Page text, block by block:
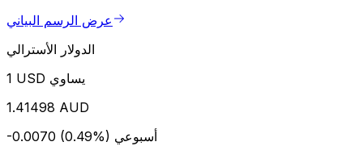
عرض الرسم البياني
الدولار الأسترالي
1 USD يساوي
1.41498 AUD
-0.0070 (0.49%) أسبوعي